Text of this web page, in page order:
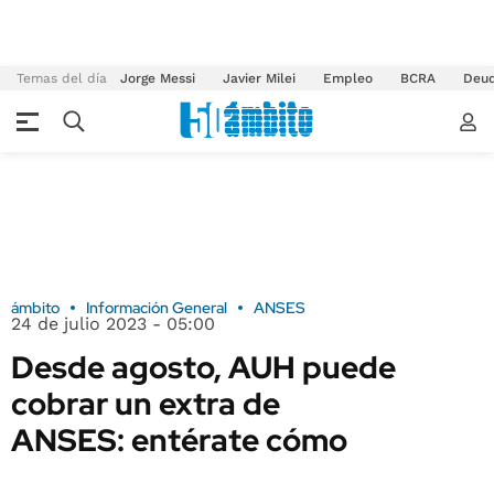
Temas del día Jorge Messi Javier Milei Empleo BCRA
ámbito Información General ANSES
24 de julio 2023 - 05:00
Desde agosto, AUH puede
cobrar un extra de
ANSES: entérate cómo